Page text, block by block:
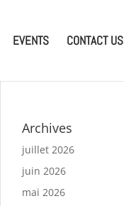
EVENTS CONTACT US
Archives
juillet 2026
juin 2026
mai 2026